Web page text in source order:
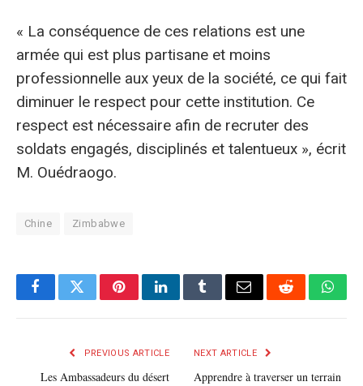
« La conséquence de ces relations est une
armée qui est plus partisane et moins
professionnelle aux yeux de la société, ce qui fait
diminuer le respect pour cette institution. Ce
respect est nécessaire afin de recruter des
soldats engagés, disciplinés et talentueux », écrit
M. Ouédraogo.
Chine Zimbabwe
FacebookTwitterPinterestLinkedInTumblrE-
Reddit
PREVIOUS ARTICLE
Les Ambassadeurs du désert
NEXT ARTICLE
Apprendre à traverser un terrain